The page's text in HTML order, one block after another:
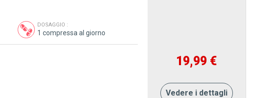
DOSAGGIO :
1 compressa al giorno
19,99 €
Vedere i dettagli